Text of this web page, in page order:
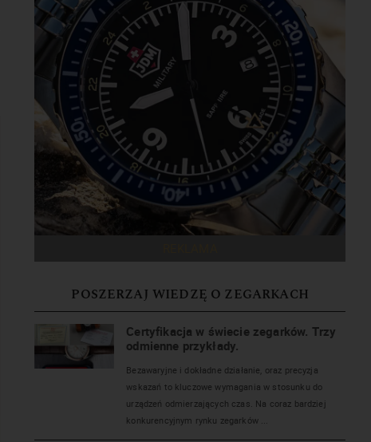
POSZERZAJ WIEDZĘ O ZEGARKACH
Certyfikacja w świecie zegarków. Trzy
odmienne przykłady.
Bezawaryjne i dokładne działanie, oraz precyzja
wskazań to kluczowe wymagania w stosunku do
urządzeń odmierzających czas. Na coraz bardziej
konkurencyjnym rynku zegarków ...